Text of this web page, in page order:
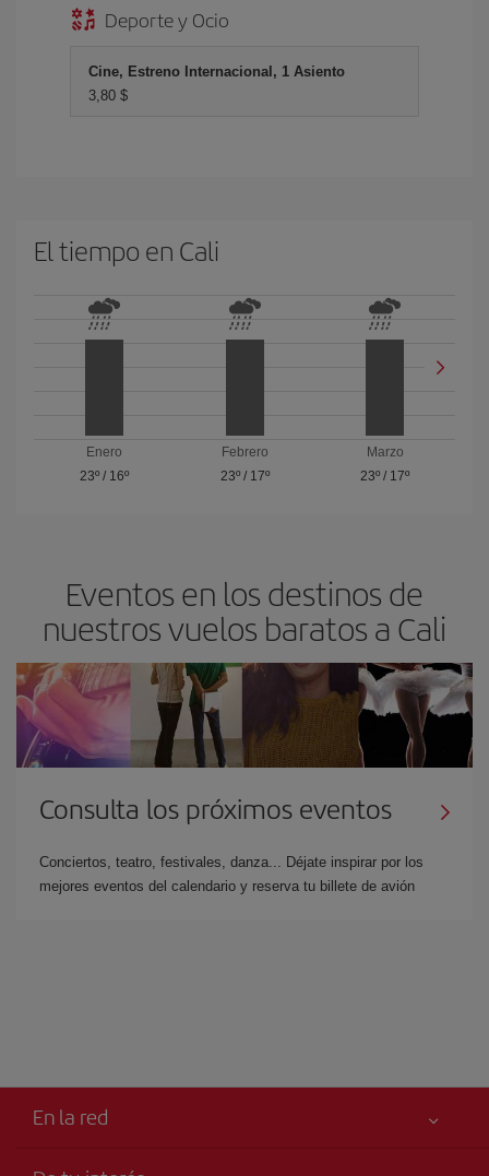
Deporte y Ocio
Cine, Estreno Internacional, 1 Asiento
3,80 $
El tiempo en Cali
Enero
23º/ 16º
Febrero
23º/ 17º
Marzo
23º / 17º
Eventos en los destinos de
nuestros vuelos baratos a Cali
Consulta los próximos eventos
Conciertos, teatro, festivales, danza... Déjate inspirar por los
mejores eventos del calendario y reserva tu billete de avión
En la red